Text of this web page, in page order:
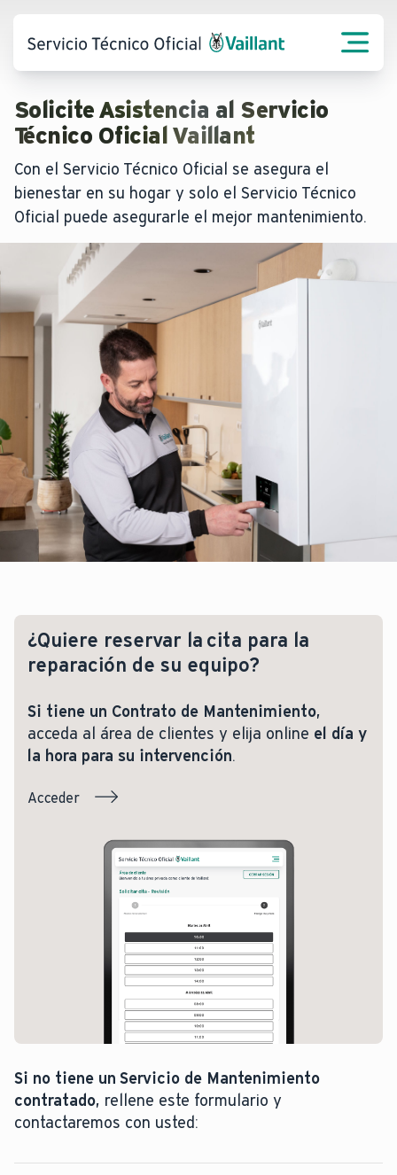
Solicite Asistencia al Servicio
Técnico Oficial Vaillant
Con el Servicio Técnico Oficial se asegura el
bienestar en su hogar y solo el Servicio Técnico
Oficial puede asegurarle el mejor mantenimiento.
¿Quiere reservar la cita para la
reparación de su equipo?
Si tiene un Contrato de Mantenimiento,
acceda al área de clientes y elija online el día y
la hora para su intervención.
Acceder
Si no tiene un Servicio de Mantenimiento
contratado, rellene este formulario y
contactaremos con usted: